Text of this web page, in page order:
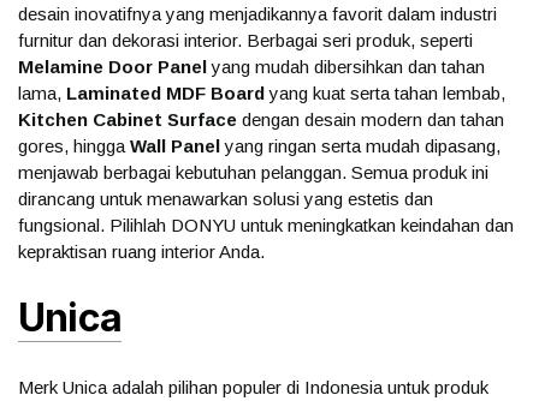
desain inovatifnya yang menjadikannya favorit dalam industri
furnitur dan dekorasi interior. Berbagai seri produk, seperti
Melamine Door Panelyang mudah dibersihkan dan tahan
lama, Laminated MDF Boardyang kuat serta tahan lembab,
Kitchen Cabinet Surface dengan desain modern dan tahan
gores, hingga Wall Panelyang ringan serta mudah dipasang,
menjawab berbagai kebutuhan pelanggan. Semua produk ini
dirancang untuk menawarkan solusi yang estetis dan
fungsional. Pilihlah DONYU untuk meningkatkan keindahan dan
kepraktisan ruang interior Anda.
Unica
Merk Unica adalah pilihan populer di Indonesia untuk produk